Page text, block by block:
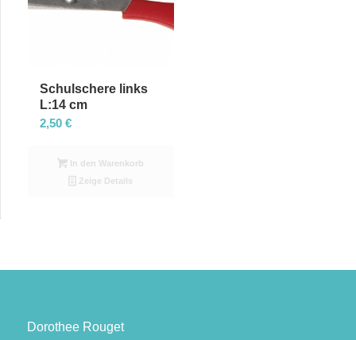
Schulschere links
L:14 cm
2,50 €
In den Warenkorb
Zeige Details
Dorothee Rouget